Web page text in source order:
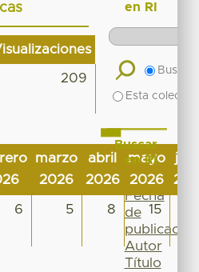
209
marzo
2026
abril
2026
mayo
2026
6 5 8 15
en RI
Buscar
Esta
Buscar
en RI
Por
Fecha
de
publicación
Autor
Título